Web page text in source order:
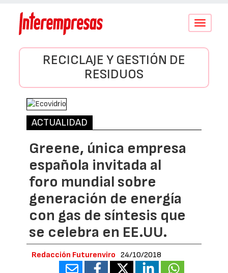
Conmutar
RECICLAJE Y GESTIÓN DE
RESIDUOS
ACTUALIDAD
Greene, única empresa
española invitada al
foro mundial sobre
generación de energía
con gas de síntesis que
se celebra en EE.UU.
Redacción Futurenviro 24/10/2018